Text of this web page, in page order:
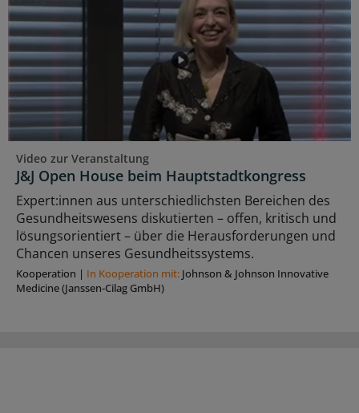
Video zur Veranstaltung
J&J Open House beim Hauptstadtkongress
Expert:innen aus unterschiedlichsten Bereichen des
Gesundheitswesens diskutierten – offen, kritisch und
lösungsorientiert – über die Herausforderungen und
Chancen unseres Gesundheitssystems.
Kooperation | In Kooperation mit: Johnson & Johnson Innovative
Medicine (Janssen-Cilag GmbH)